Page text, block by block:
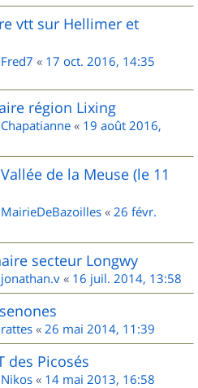
vtt sur Hellimer et
Fred7 « 17 oct. 2016, 14:35
région Lixing
Chapatianne « 19 août 2016,
de la Meuse (le 11
MairieDeBazoilles « 26 févr.
secteur Longwy
jonathan.v « 16 juil. 2014, 13:58
rattes « 26 mai 2014, 11:39
des Picosés
Nikos « 14 mai 2013, 16:58